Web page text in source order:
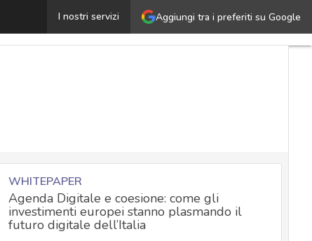
Aggiungi tra i preferiti su Google
I nostri servizi
Reti terrestri e satellitari: l’integrazione con il 5G
WHITEPAPER
Agenda Digitale e coesione: come gli
investimenti europei stanno plasmando il
futuro digitale dell’Italia